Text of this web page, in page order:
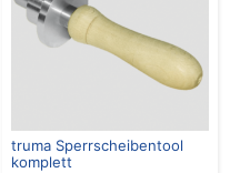
truma Sperrscheibentool
komplett